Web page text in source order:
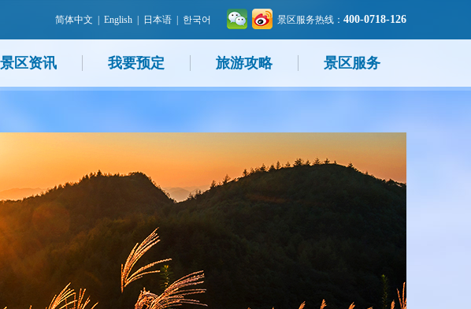
景区服务热线： 400-0718-126
简体中文 English 日本语 한국어
景区资讯 我要预定 旅游攻略 景区服务